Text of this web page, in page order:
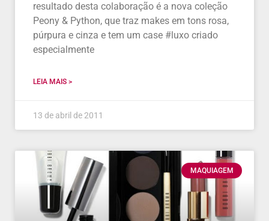
resultado desta colaboração é a nova coleção
Peony & Python, que traz makes em tons rosa,
púrpura e cinza e tem um case #luxo criado
especialmente
LEIA MAIS >
13 de abril de 2011
MAQUIAGEM